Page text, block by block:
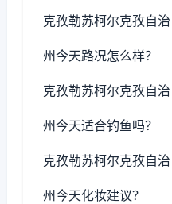
克孜勒苏柯尔克孜自治
州今天路况怎么样？
克孜勒苏柯尔克孜自治
州今天适合钓鱼吗？
克孜勒苏柯尔克孜自治
州今天化妆建议？